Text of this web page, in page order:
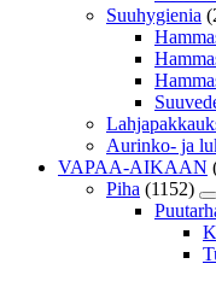
Suuhygienia
Aurinko- ja
VAPAA-AIKAAN
Piha (1152)